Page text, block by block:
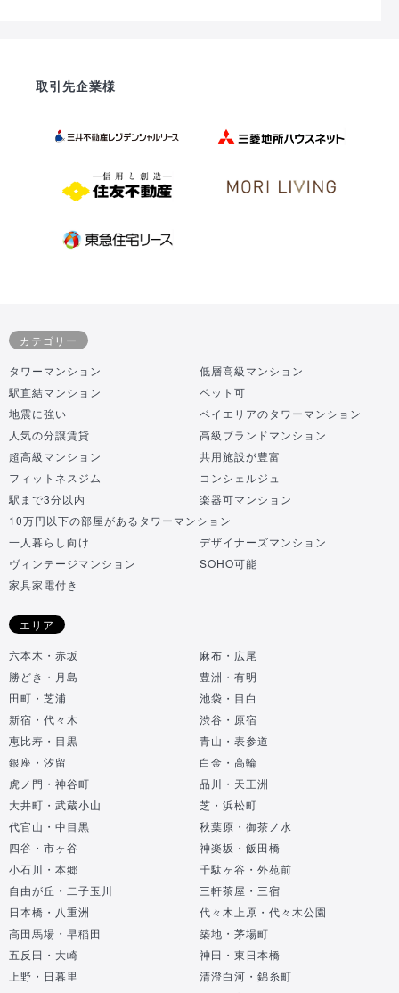
取引先企業様
カテゴリー
タワーマンション
低層高級マンション
駅直結マンション
ペット可
地震に強い
ベイエリアのタワーマンション
人気の分譲賃貸
高級ブランドマンション
超高級マンション
共用施設が豊富
フィットネスジム
コンシェルジュ
駅まで3分以内
楽器可マンション
10万円以下の部屋があるタワーマンション
一人暮らし向け
デザイナーズマンション
ヴィンテージマンション
SOHO可能
家具家電付き
エリア
六本木・赤坂
麻布・広尾
勝どき・月島
豊洲・有明
田町・芝浦
池袋・目白
新宿・代々木
渋谷・原宿
恵比寿・目黒
青山・表参道
銀座・汐留
白金・高輪
虎ノ門・神谷町
品川・天王洲
大井町・武蔵小山
芝・浜松町
代官山・中目黒
秋葉原・御茶ノ水
四谷・市ヶ谷
神楽坂・飯田橋
小石川・本郷
千駄ヶ谷・外苑前
自由が丘・二子玉川
三軒茶屋・三宿
日本橋・八重洲
代々木上原・代々木公園
高田馬場・早稲田
築地・茅場町
五反田・大崎
神田・東日本橋
上野・日暮里
清澄白河・錦糸町